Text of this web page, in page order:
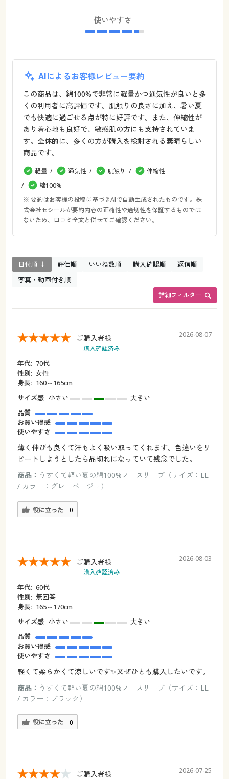
使いやすさ
AIによるお客様レビュー要約
この商品は、綿100%で非常に軽量かつ通気性が良いと多
くの利用者に高評価です。肌触りの良さに加え、暑い夏
でも快適に過ごせる点が特に好評です。また、伸縮性が
あり着心地も良好で、敏感肌の方にも支持されていま
す。全体的に、多くの方が購入を検討される素晴らしい
商品です。
軽量 通気性 肌触り
伸縮性
綿100%
※ 要約はお客様の投稿に基づきAIで自動生成されたものです。株
式会社セシールが要約内容の正確性や適切性を保証するものでは
ないため、口コミ全文と併せてご確認ください。
詳細フィルター
日付順 ↓ 評価順 いいね数順 購入確認順
返信順
写真・動画付き順
ご購入者様
購入確認済み
2026-08-07
年代: 70代
性別: 女性
身長: 160～165cm
サイズ感 小さい
大きい
品質
お買い得感
使いやすさ
薄く伸びも良くて汗もよく吸い取ってくれます。色違いをリ
ピートしようとしたら品切れになっていて残念でした。
商品： うすくて軽い夏の綿100%ノースリーブ（サイズ：LL
/ カラー：グレーベージュ）
役に立った 0
ご購入者様
購入確認済み
2026-08-03
年代: 60代
性別: 無回答
身長: 165～170cm
サイズ感 小さい
大きい
品質
お買い得感
使いやすさ
軽くて柔らかくて涼しいです✨又ぜひとも購入したいです。
商品： うすくて軽い夏の綿100%ノースリーブ（サイズ：LL
/ カラー：ブラック）
役に立った 0
ご購入者様 2026-07-25